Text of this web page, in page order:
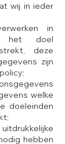
wij in ieder
in
het doel
deze
zijn
welke
doeleinden
hebben